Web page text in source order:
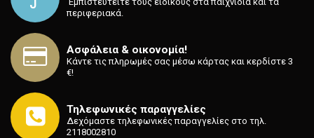
περιφεριακά.
Ασφάλεια & οικονομία!
Κάντε τις πληρωμές σας μέσω κάρτας και κερδίστε 3
€!
Τηλεφωνικές παραγγελίες
Δεχόμαστε τηλεφωνικές παραγγελίες στο τηλ.
2118002810